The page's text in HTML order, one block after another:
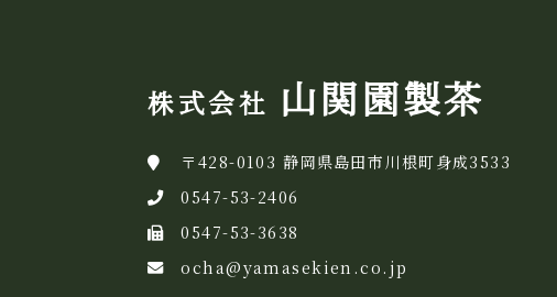
株式会社 山関園製茶
〒428-0103 静岡県島田市川根町身成3533
0547-53-2406
0547-53-3638
ocha@yamasekien.co.jp